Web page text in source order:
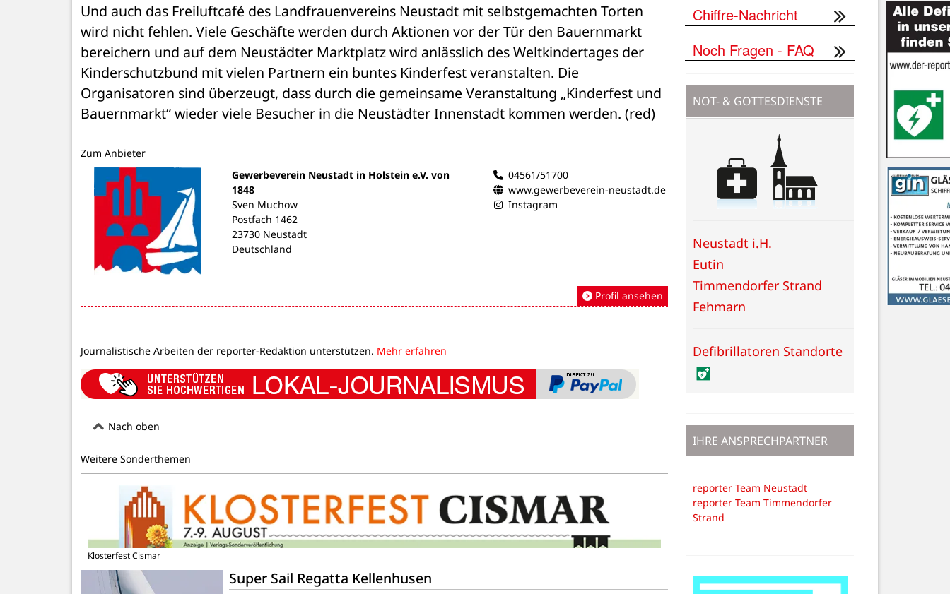
Und auch das Freiluftcafé des Landfrauenvereins Neustadt mit selbstgemachten Torten
wird nicht fehlen. Viele Geschäfte werden durch Aktionen vor der Tür den Bauernmarkt
bereichern und auf dem Neustädter Marktplatz wird anlässlich des Weltkindertages der
Kinderschutzbund mit vielen Partnern ein buntes Kinderfest veranstalten. Die
Organisatoren sind überzeugt, dass durch die gemeinsame Veranstaltung „Kinderfest und
Bauernmarkt“ wieder viele Besucher in die Neustädter Innenstadt kommen werden. (red)
Zum Anbieter
Gewerbeverein Neustadt in Holstein e.V. von
1848
Sven Muchow
Postfach 1462
23730 Neustadt
Deutschland
04561/51700
www.gewerbeverein-neustadt.de
Instagram
Profil ansehen
Journalistische Arbeiten der reporter-Redaktion unterstützen. Mehr erfahren
Nach oben
Weitere Sonderthemen
Klosterfest Cismar
Super Sail Regatta Kellenhusen
Chiffre-Nachricht
Noch Fragen - FAQ
NOT- & GOTTESDIENSTE
Neustadt i.H.
Eutin
Timmendorfer Strand
Fehmarn
Defibrillatoren Standorte
IHRE ANSPRECHPARTNER
reporter Team Neustadt
reporter Team Timmendorfer
Strand